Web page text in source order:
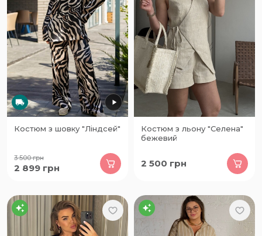
Костюм з шовку "Ліндсей"
3 500грн
2 899 грн
Костюм з льону "Селена"
бежевий
2 500 грн